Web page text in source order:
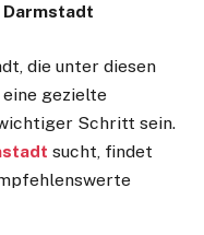
die unter diesen
gezielte
Schritt sein.
sucht, findet